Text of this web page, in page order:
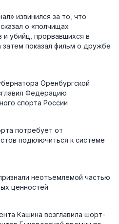
извинился за то, что
о «полчищах
и убийц, прорвавшихся в
затем показал фильм о дружбе
Оренбургской
Федерацию
спорта России
потребует от
подключиться к системе
неотъемлемой частью
ценностей
Кашина возглавила шорт-